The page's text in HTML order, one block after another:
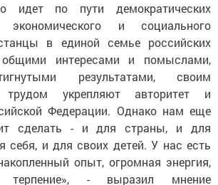
идет по пути демократических
экономического и социального
в единой семье российских
интересами и помыслами,
результатами, своим
трудом укрепляют авторитет и
Федерации. Однако нам еще
сделать - и для страны, и для
себя, и для своих детей. У нас есть
опыт, огромная энергия,
терпение», - выразил мнение